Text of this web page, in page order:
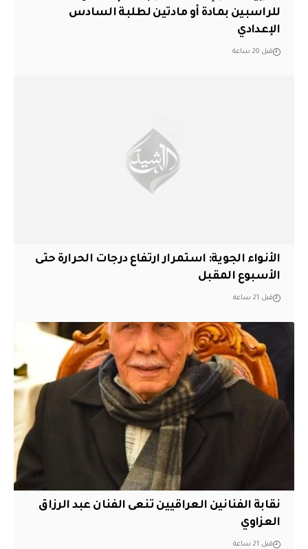
للراسبين بمادة أو مادتين لطلبة السادس
الإعدادي
قبل 20 ساعة
الأنواء الجوية: استمرار ارتفاع درجات الحرارة حتى
الأسبوع المقبل
قبل 21 ساعة
نقابة الفنانين العراقيين تنعى الفنان عبد الرزاق
العزاوي
قبل 21 ساعة